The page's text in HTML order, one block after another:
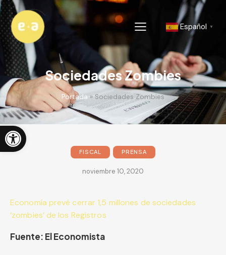
Abrir barra de herramientas
Español ▼
Sociedades Zombies
Portada » Sociedades Zombies
FISCAL PRENSA
noviembre 10, 2020
Economía prevé cerrar 1,5 millones de sociedades
‘zombies’ de los Registros
Fuente: El Economista